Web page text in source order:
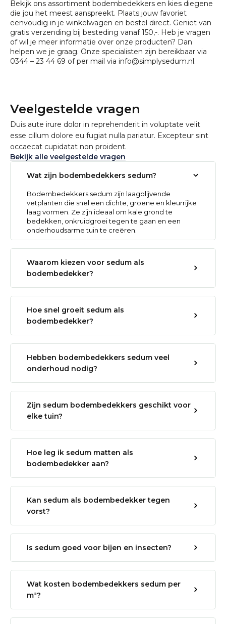
Bekijk ons assortiment bodembedekkers en kies diegene
die jou het meest aanspreekt. Plaats jouw favoriet
eenvoudig in je winkelwagen en bestel direct. Geniet van
gratis verzending bij besteding vanaf 150,-. Heb je vragen
of wil je meer informatie over onze producten? Dan
helpen we je graag. Onze specialisten zijn bereikbaar via
0344 – 23 44 69 of per mail via info@simplysedum.nl.
Veelgestelde vragen
Duis aute irure dolor in reprehenderit in voluptate velit
esse cillum dolore eu fugiat nulla pariatur. Excepteur sint
occaecat cupidatat non proident.
Bekijk alle veelgestelde vragen
Wat zijn bodembedekkers sedum?
Bodembedekkers sedum zijn laagblijvende
vetplanten die snel een dichte, groene en kleurrijke
laag vormen. Ze zijn ideaal om kale grond te
bedekken, onkruidgroei tegen te gaan en een
onderhoudsarme tuin te creëren.
Waarom kiezen voor sedum als
bodembedekker?
Hoe snel groeit sedum als
bodembedekker?
Hebben bodembedekkers sedum veel
onderhoud nodig?
Zijn sedum bodembedekkers geschikt voor
elke tuin?
Hoe leg ik sedum matten als
bodembedekker aan?
Kan sedum als bodembedekker tegen
vorst?
Is sedum goed voor bijen en insecten?
Wat kosten bodembedekkers sedum per
m²?